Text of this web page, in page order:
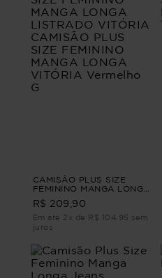
CAMISÃO PLUS SIZE
FEMININO MANGA LONGA
LISTRADO VITÓRIA
CAMISÃO PLUS SIZE
FEMININO MANGA LONGA
VITÓRIA Vermelho G
R$ 209,90
Em até 2x de R$ 104,95 sem
juros